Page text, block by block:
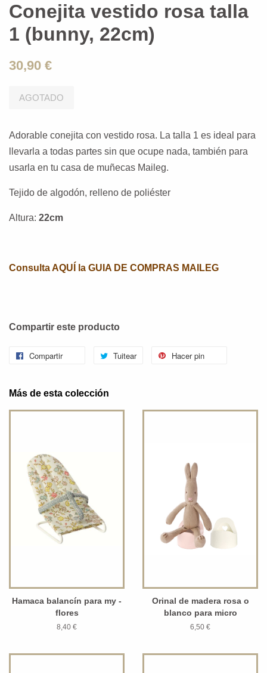
Conejita vestido rosa talla
1 (bunny, 22cm)
30,90 €
AGOTADO
Adorable conejita con vestido rosa. La talla 1 es ideal para
llevarla a todas partes sin que ocupe nada, también para
usarla en tu casa de muñecas Maileg.
Tejido de algodón, relleno de poliéster
Altura: 22cm
Consulta AQUÍ la GUIA DE COMPRAS MAILEG
Compartir este producto
Compartir Tuitear Hacer pin
Más de esta colección
Hamaca balancín para my -
flores
8,40 €
Orinal de madera rosa o
blanco para micro
6,50 €